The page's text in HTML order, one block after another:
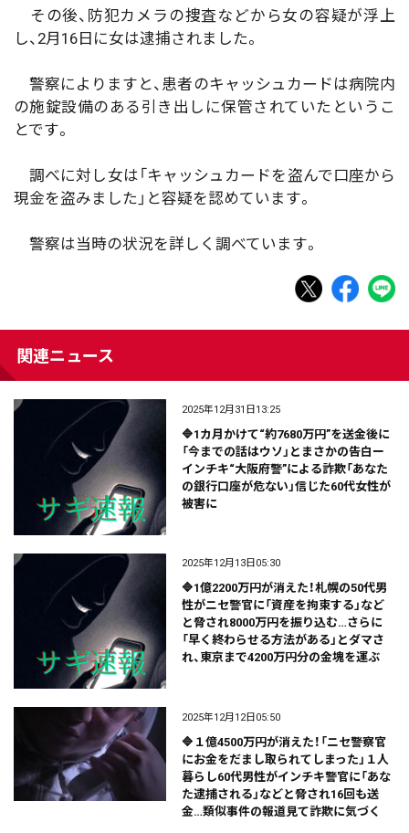
その後、防犯カメラの捜査などから女の容疑が浮上
し、2月16日に女は逮捕されました。
警察によりますと、患者のキャッシュカードは病院内
の施錠設備のある引き出しに保管されていたというこ
とです。
調べに対し女は「キャッシュカードを盗んで口座から
現金を盗みました」と容疑を認めています。
警察は当時の状況を詳しく調べています。
関連ニュース
2025年12月31日13:25
🔷1カ月かけて“約7680万円”を送金後に
「今までの話はウソ」とまさかの告白ー
インチキ“大阪府警”による詐欺「あなた
の銀行口座が危ない」信じた60代女性が
被害に
2025年12月13日05:30
🔷1億2200万円が消えた！札幌の50代男
性がニセ警官に「資産を拘束する」など
と脅され8000万円を振り込む…さらに
「早く終わらせる方法がある」とダマさ
れ、東京まで4200万円分の金塊を運ぶ
2025年12月12日05:50
🔷１億4500万円が消えた！「ニセ警察官
にお金をだまし取られてしまった」１人
暮らし60代男性がインチキ警官に「あな
た逮捕される」などと脅され16回も送
金…類似事件の報道見て詐欺に気づく